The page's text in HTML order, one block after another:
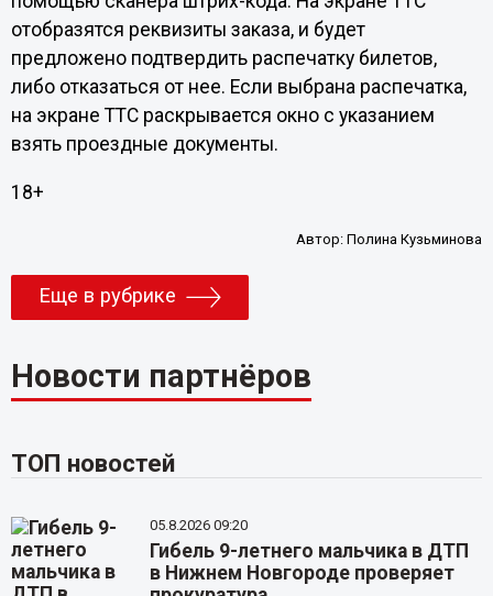
отобразятся реквизиты заказа, и будет
предложено подтвердить распечатку билетов,
либо отказаться от нее. Если выбрана распечатка,
на экране ТТС раскрывается окно с указанием
взять проездные документы.
18+
Автор:Полина Кузьминова
Еще в рубрике
Новости партнёров
ТОП новостей
05.8.2026 09:20
Гибель 9-летнего мальчика в ДТП
в Нижнем Новгороде проверяет